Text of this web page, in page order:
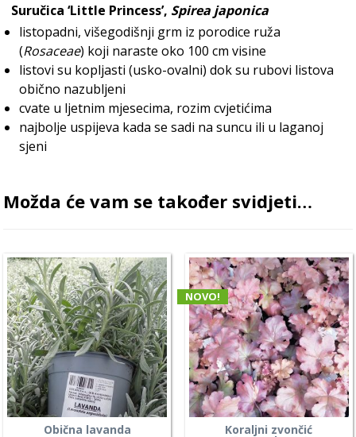
Suručica‘Little Princess’, Spirea japonica
listopadni, višegodišnji grm iz porodice ruža
(Rosaceae) koji naraste oko 100 cm visine
listovi su kopljasti (usko-ovalni) dok su rubovi listova
obično nazubljeni
cvate u ljetnim mjesecima, rozim cvjetićima
najbolje uspijeva kada se sadi na suncu ili u laganoj
sjeni
Možda će vam se također svidjeti…
Obična lavanda
NOVO!
Koraljni zvončić